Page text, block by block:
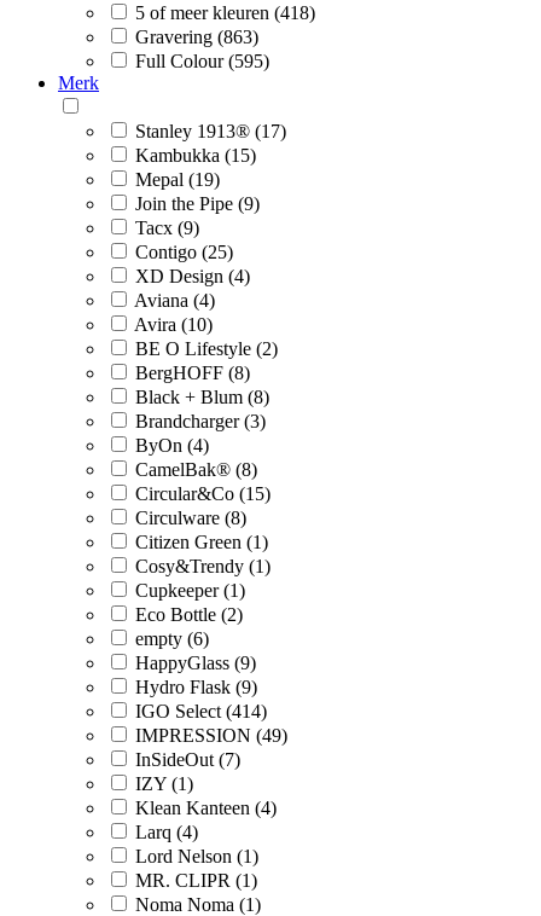
5 of meer kleuren (418)
Gravering (863)
Full Colour (595)
Merk
Stanley 1913® (17)
Kambukka (15)
Mepal (19)
Join the Pipe (9)
Tacx (9)
Contigo (25)
XD Design (4)
Aviana (4)
Avira (10)
BE O Lifestyle (2)
BergHOFF (8)
Black + Blum (8)
Brandcharger (3)
ByOn (4)
CamelBak® (8)
Circular&Co (15)
Circulware (8)
Citizen Green (1)
Cosy&Trendy (1)
Cupkeeper (1)
Eco Bottle (2)
empty (6)
HappyGlass (9)
Hydro Flask (9)
IGO Select (414)
IMPRESSION (49)
InSideOut (7)
IZY (1)
Klean Kanteen (4)
Larq (4)
Lord Nelson (1)
MR. CLIPR (1)
Noma Noma (1)